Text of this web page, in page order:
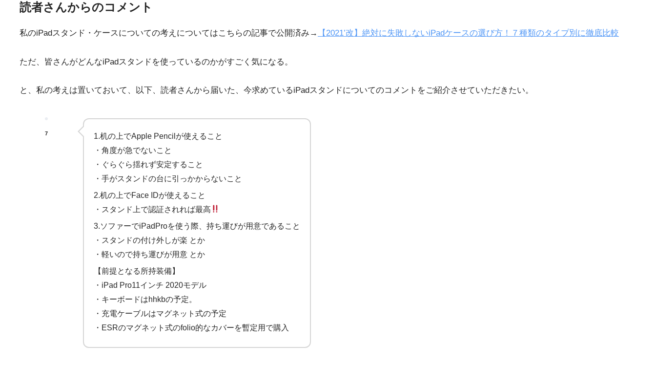
読者さんからのコメント
私のiPadスタンド・ケースについての考えについてはこちらの記事で公開済み→ 【2021’改】絶対に失敗しないiPadケースの選び方！７種類のタイプ別に徹底比較
ただ、皆さんがどんなiPadスタンドを使っているのかがすごく気になる。
と、私の考えは置いておいて、以下、読者さんから届いた、今求めているiPadスタンドについてのコメントをご紹介させていただきたい。
7
1.机の上でApple Pencilが使えること
・角度が急でないこと
・ぐらぐら揺れず安定すること
・手がスタンドの台に引っかからないこと
2.机の上でFace IDが使えること
・スタンド上で認証されれば最高
3.ソファーでiPadProを使う際、持ち運びが用意であること
・スタンドの付け外しが楽 とか
・軽いので持ち運びが用意 とか
【前提となる所持装備】
・iPad Pro11インチ 2020モデル
・キーボードはhhkbの予定。
・充電ケーブルはマグネット式の予定
・ESRのマグネット式のfolio的なカバーを暫定用で購入